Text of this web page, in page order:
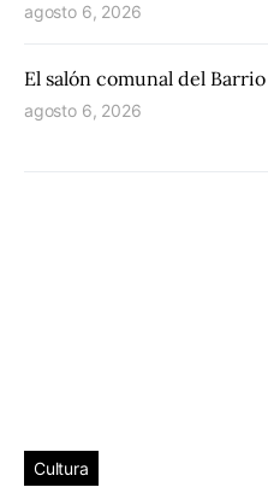
agosto 6, 2026
El salón comunal del
agosto 6, 2026
Cultura